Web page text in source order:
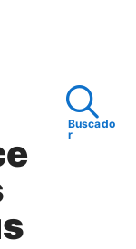
Buscado
r